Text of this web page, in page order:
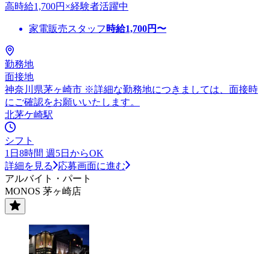
高時給1,700円×経験者活躍中
家電販売スタッフ 時給1,700円〜
勤務地
面接地
神奈川県茅ヶ崎市 ※詳細な勤務地につきましては、面接時
にご確認をお願いいたします。
北茅ケ崎駅
シフト
1日8時間 週5日からOK
詳細を見る
応募画面に進む
アルバイト・パート
MONOS 茅ヶ崎店